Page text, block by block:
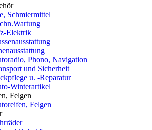
Schmiermittel
Elektrik
Phono, Navigation
und Sicherheit
u. -Reparatur
Winterartikel
Felgen
Felgen